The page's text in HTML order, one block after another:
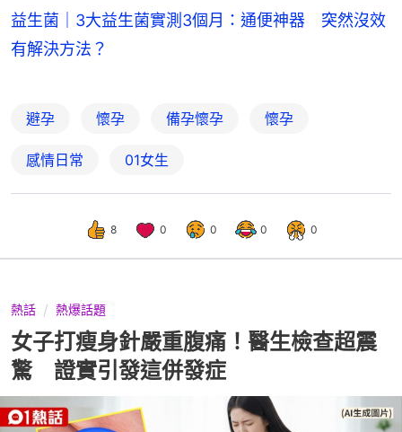
益生菌｜3大益生菌實測3個月：通便神器 突然沒效
有解決方法？
避孕 懷孕 備孕懷孕 懷孕
感情日常 01女生
8 0 0 0 0
熱話 熱爆話題
女子打瘦身針嚴重腹痛！醫生檢查超震
驚 證實引發這併發症